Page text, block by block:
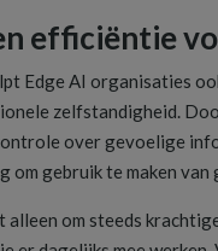
efficiëntie
Edge AI organisaties
zelfstandigheid.
over gevoelige
om gebruik te maken
om steeds